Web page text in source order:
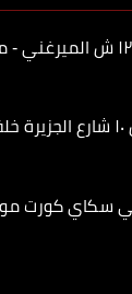
مصر الجديدة ١٢٩ ش
التجمع الخامس ١٠
سكاي كورت